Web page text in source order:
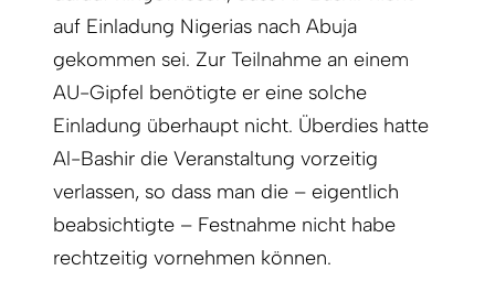
auf Einladung Nigerias nach Abuja
gekommen sei. Zur Teilnahme an einem
AU-Gipfel benötigte er eine solche
Einladung überhaupt nicht. Überdies hatte
Al-Bashir die Veranstaltung vorzeitig
verlassen, so dass man die – eigentlich
beabsichtigte – Festnahme nicht habe
rechtzeitig vornehmen können.